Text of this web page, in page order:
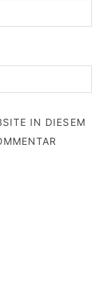
IN DIESEM